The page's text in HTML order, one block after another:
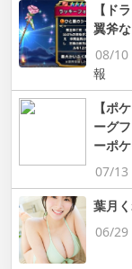
【ド
翼斧
08/10
報
【ポ
ーグ
ーポ
07/13
葉月
06/29